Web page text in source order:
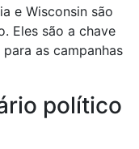
e Wisconsin são
Eles são a chave
as campanhas
político